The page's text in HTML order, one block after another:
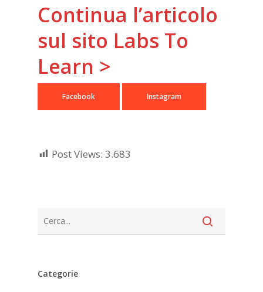
Continua l’articolo
sul sito Labs To
Learn >
Facebook Instagram
Post Views: 3.683
Categorie